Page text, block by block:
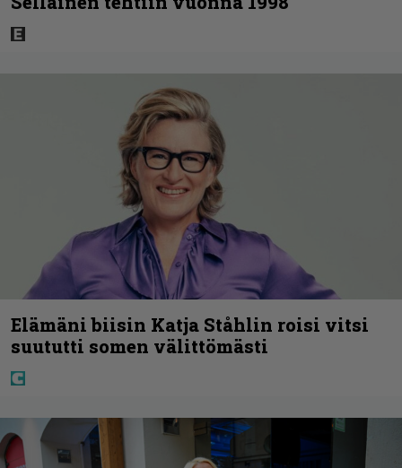
Elämäni biisin Katja Ståhlin roisi vitsi
suututti somen välittömästi